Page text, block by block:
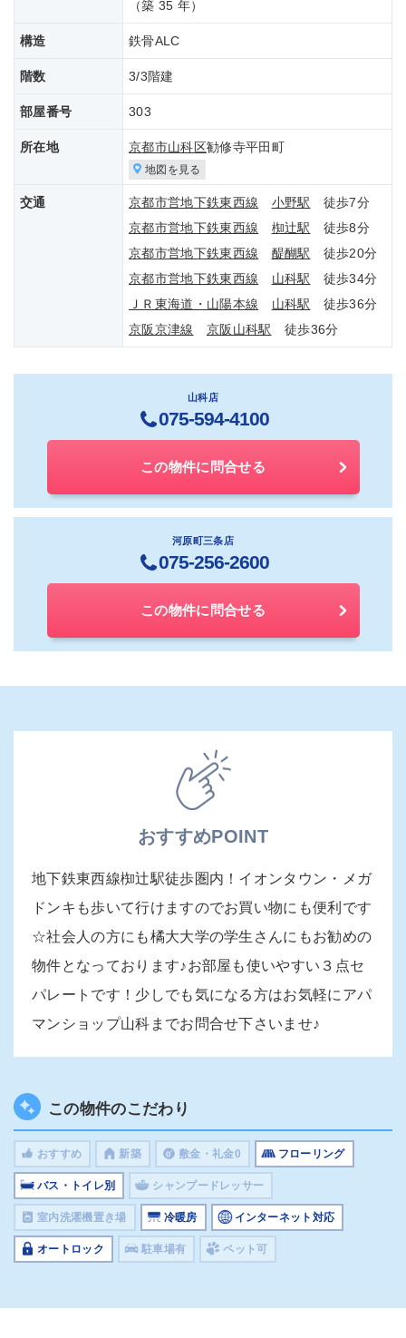
（築 35 年）
構造 鉄骨ALC
階数 3/3階建
部屋番号 303
所在地 京都市山科区勧修寺平田町
地図を見る
交通 京都市営地下鉄東西線 小野駅 徒歩7分
京都市営地下鉄東西線
椥辻駅 徒歩8分
京都市営地下鉄東西線
醍醐駅 徒歩20分
京都市営地下鉄東西線
山科駅 徒歩34分
ＪＲ東海道・山陽本線
山科駅 徒歩36分
京阪京津線
京阪山科駅 徒歩36分
山科店
075-594-4100
この物件に問合せる
河原町三条店
075-256-2600
この物件に問合せる
おすすめPOINT
地下鉄東西線椥辻駅徒歩圏内！イオンタウン・メガ
ドンキも歩いて行けますのでお買い物にも便利です
☆社会人の方にも橘大大学の学生さんにもお勧めの
物件となっております♪お部屋も使いやすい３点セ
パレートです！少しでも気になる方はお気軽にアパ
マンショップ山科までお問合せ下さいませ♪
この物件のこだわり
おすすめ 新築 敷金・礼金0 フローリング
バス・トイレ別 シャンプードレッサー
室内洗濯機置き場 冷暖房 インターネット対応
オートロック 駐車場有 ペット可